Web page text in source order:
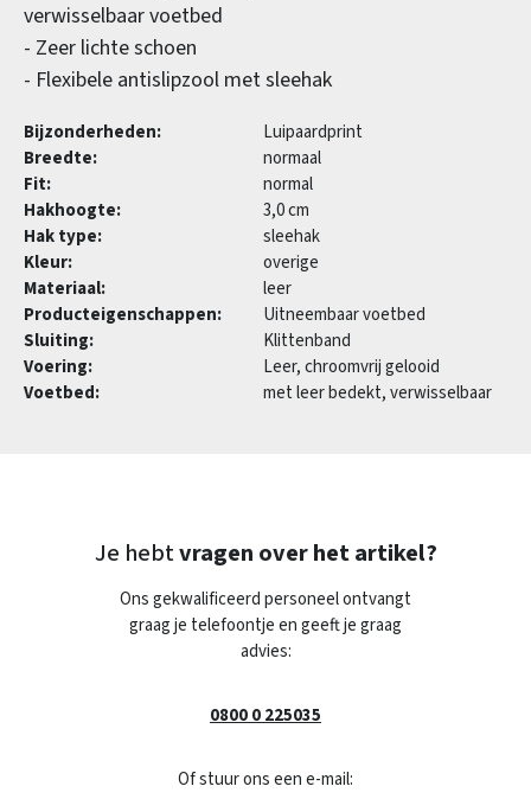
verwisselbaar voetbed
- Zeer lichte schoen
- Flexibele antislipzool met sleehak
Bijzonderheden:
Luipaardprint
Breedte:
normaal
Fit:
normal
Hakhoogte:
3,0 cm
Hak type:
sleehak
Kleur:
overige
Materiaal:
leer
Producteigenschappen:
Uitneembaar voetbed
Sluiting:
Klittenband
Voering:
Leer, chroomvrij gelooid
Voetbed:
met leer bedekt, verwisselbaar
Je hebtvragen over het artikel?
Ons gekwalificeerd personeel ontvangt
graag je telefoontje en geeft je graag
advies:
0800 0 225035
Of stuur ons een e-mail: